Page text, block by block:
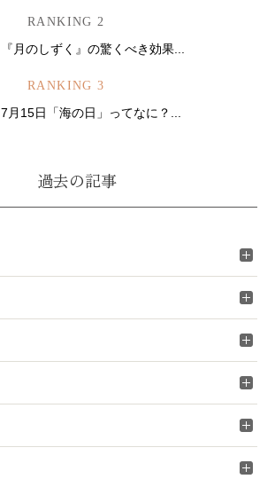
RANKING 2
『月のしずく』の驚くべき効果...
RANKING 3
7月15日「海の日」ってなに？...
過去の記事